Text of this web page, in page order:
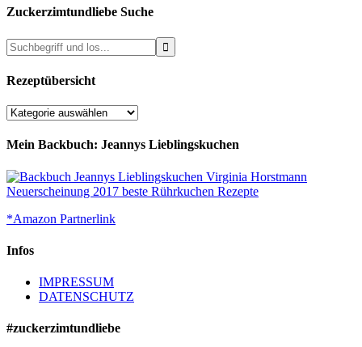
Zuckerzimtundliebe Suche
Rezeptübersicht
Rezeptübersicht
Mein Backbuch: Jeannys Lieblingskuchen
*Amazon Partnerlink
Infos
IMPRESSUM
DATENSCHUTZ
#zuckerzimtundliebe